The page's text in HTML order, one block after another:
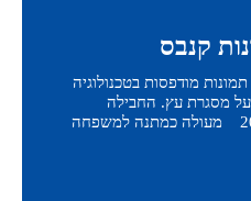
מבצע מיוחד חבילה של כ- 6 תמונות מודפסות בטכנולוגיה
מסגרת עץ. החבילה
כוללת 6 תמונת במידה 20*20 מעולה כמתנה למשפחה